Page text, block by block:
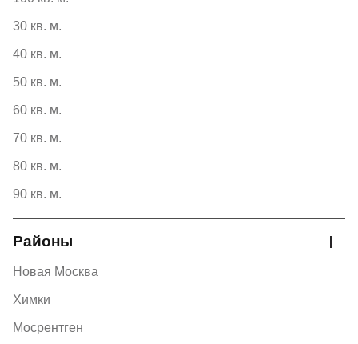
30 кв. м.
40 кв. м.
50 кв. м.
60 кв. м.
70 кв. м.
80 кв. м.
90 кв. м.
Районы
Новая Москва
Химки
Мосрентген